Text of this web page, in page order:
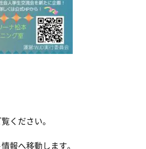
ください。
報へ移動します。